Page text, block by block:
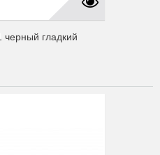
гладкий